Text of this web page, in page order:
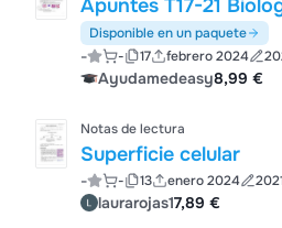
Apuntes T17-21
Disponible en un paquete
- - 17 febrero 2024
Ayudamedeasy8,99 €
Notas de lectura
Superficie celular
- - 13 enero 2024
laurarojas17,89 €